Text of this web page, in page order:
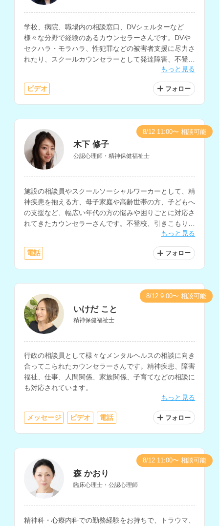
学校、病院、職場内の相談窓口、DVシェルターなど
様々な分野で経験のあるカウンセラーさんです。DVや
セクハラ・モラハラ、性犯罪などの被害者支援に尽力さ
れたり、スクールカウンセラーとして発達障害、不登
校、引きこもり等の相談や、心身症を抱える子どもとそ
の家族へのカウンセリングを行なってきた経験もお持ち
です。
もっと見る
ビデオ フォロー
木下 修子
公認心理師・精神保健福祉士
施設の相談員やスクールソーシャルワーカーとして、精
神疾患を抱える方、母子家庭や高齢世帯の方、子どもへ
の支援など、幅広い年代の方の悩みや困りごとに対応さ
れてきたカウンセラーさんです。不登校、引きこもり、
対人関係、親子問題、HSP、摂食障害など、様々な分野
もっと見る
電話 フォロー
8/12 11:00〜 相談可能
いけだ こと
精神保健福祉士
行政の相談員として様々なメンタルヘルスの相談に向き
合ってこられたカウンセラーさんです。精神疾患、障害
福祉、仕事、人間関係、家族関係、子育てなどの相談に
も対応されています。
もっと見る
メッセージ ビデオ 電話 フォロー
8/12 9:00〜 相談可能
森 かおり
臨床心理士・公認心理師
精神科・心療内科での勤務経験をお持ちで、トラウマ、
8/12 11:00〜 相談可能